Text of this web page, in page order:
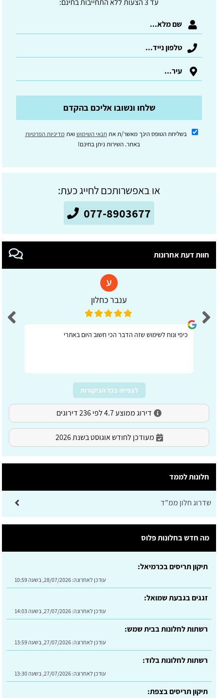
עד 3 הצעות ללא התחייבות בחינם:
שלחו ונשובו אליכם בהקדם
בשליחת הטופס הינך מאשר/ת את תנאי השימוש ואתמדיניות הפרטיות
באתר. השירות ניתן בחינם!
או באפשרותכם לחייג כעת:
077-8903677
חוות דעת אחרונות
ענבר כחלון
כיפי ונוח לשימוש שזה הדבר הכי חשוב היום באתרי
לצפייה בכל הביקורות
דירוג ממוצע 4.7 לפי 236 דירוגים
מעודכן לחודש אוגוסט בשנת 2026
חלונות לממד
שדרוג חלון ממ"ד
מה חדש בחלונות פלוס
תיקון תריסים בכרמיאל:
עודכן לאחרונה:28/07/2026, בשעה 10:59
זגגים בגבעת שמואל:
עודכן לאחרונה: 27/07/2026, בשעה 14:03
רשתות לחלונות בבית שמש:
עודכן לאחרונה: 27/07/2026, בשעה 13:59
רשתות לחלונות בלוד:
עודכן לאחרונה: 27/07/2026, בשעה 13:30
תיקון תריסים בצפת:
עודכן לאחרונה: 30/07/2026, בשעה 09:24